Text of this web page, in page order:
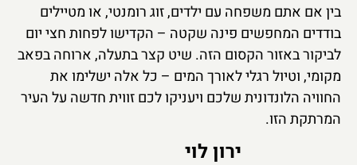
בין אם אתם משפחה עם ילדים, זוג רומנטי, או מטיילים
בודדים המחפשים פינה שקטה – הקדישו לפחות חצי יום
לביקור באזור הקסום הזה. שיט קצר בתעלה, ארוחה בפאב
מקומי, וטיול רגלי לאורך המים – כל אלה ישלימו את
החוויה הלונדונית שלכם ויעניקו לכם זווית חדשה על העיר
המרתקת הזו.
ירון לוי